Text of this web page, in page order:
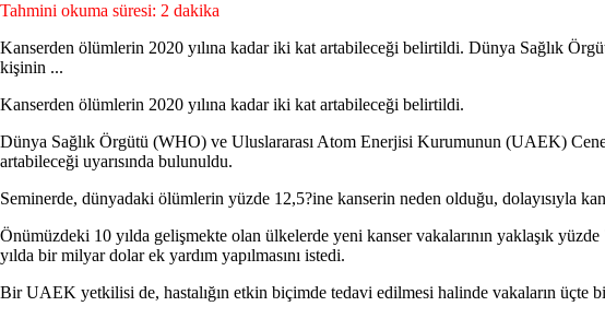
Tahmini okuma süresi: 2 dakika
Kanserden ölümlerin 2020 yılına kadar iki kat artabileceği belirtildi. Dünya Sağlık
kişinin ...
Kanserden ölümlerin 2020 yılına kadar iki kat artabileceği belirtildi.
Dünya Sağlık Örgütü (WHO) ve Uluslararası Atom Enerjisi Kurumunun (UAEK)
artabileceği uyarısında bulunuldu.
Seminerde, dünyadaki ölümlerin yüzde 12,5?ine kanserin neden olduğu, dolayısıyla
Önümüzdeki 10 yılda gelişmekte olan ülkelerde yeni kanser vakalarının yaklaşık
yılda bir milyar dolar ek yardım yapılmasını istedi.
Bir UAEK yetkilisi de, hastalığın etkin biçimde tedavi edilmesi halinde vakaların üçte